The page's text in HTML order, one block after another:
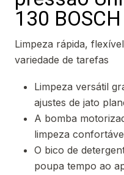
130 BOSCH
Limpeza rápida,
variedade de tarefas
Limpeza versátil
ajustes de jato
A bomba
limpeza
O bico de
poupa tempo ao